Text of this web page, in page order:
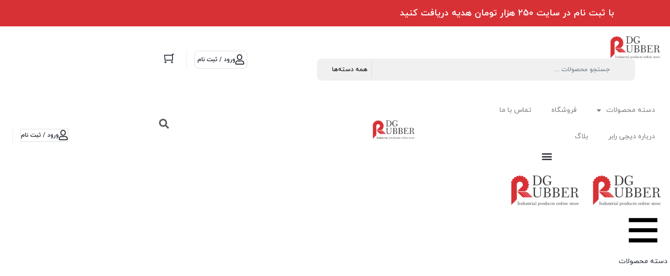
با ثبت نام در سایت 250 هزار تومان هدیه دریافت کنید
ورود / ثبت نام
دسته محصولات فروشگاه تماس با ما
درباره دیجی رابر بلاگ ورود / ثبت نام
دسته محصولات